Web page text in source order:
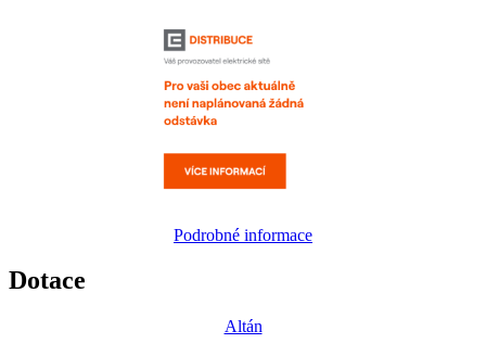
Podrobné informace
Dotace
Altán